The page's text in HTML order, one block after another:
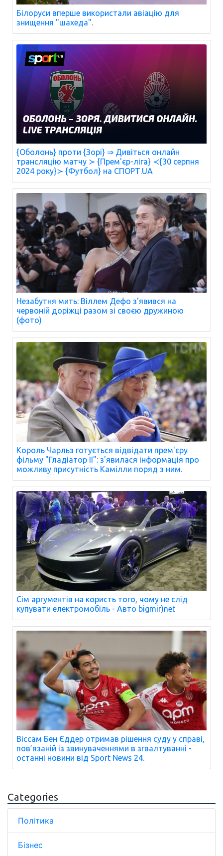
Білоруси вперше використали авіацію для
знищення "шахеда".
{Оболонь} проти {Зорі} ⇒ Дивіться онлайн
трансляцію матчу ≻ {Прем'єр-ліга} ≺{30 серпня
2024 року}≻ {Футбол} на СПОРТ.UA
Незабутня мить: Віллем Дефо з'явився на
червоній доріжці разом зі своєю дружиною
(фото)
Король Чарльз готується відвідати прем'єру
фільму "Гладіатор II": з'явилася інформація про
можливу присутність Камілли поряд з ним.
Сім аргументів на користь того, чому не слід
купувати електромобіль - Авто bigmir)net
Віссам Бен Єддер отримав рішення суду у справі,
пов’язаній із звинуваченнями в згвалтуванні -
останні новини від Sport News 24.
Categories
Політика
Бізнес